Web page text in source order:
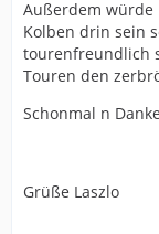
Außerdem würde
Kolben drin sein
tourenfreundlich
Touren den
Schonmal n
Grüße Laszlo